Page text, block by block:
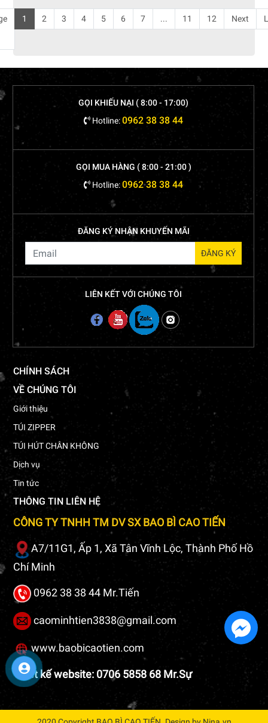
1 2 3 4 5 6 7 ... 11 12 Next
GỌI KHIẾU NẠI ( 8:00 - 17:00)
Hotline:0962 38 38 44
GỌI MUA HÀNG ( 8:00 - 21:00 )
Hotline:0962 38 38 44
ĐĂNG KÝ NHẬN KHUYẾN MÃI
LIÊN KẾT VỚI CHÚNG TÔI
CHÍNH SÁCH
VỀ CHÚNG TÔI
Giới thiệu
TÚI ZIPPER
TÚI HÚT CHÂN KHÔNG
Dịch vụ
Tin tức
THÔNG TIN LIÊN HỆ
CÔNG TY TNHH TM DV SX BAO BÌ CAO TIẾN
A7/11G1, Ấp 1, Xã Tân Vĩnh Lộc, Thành Phố Hồ
Chí Minh
0962 38 38 44 Mr.Tiến
caominhtien3838@gmail.com
www.baobicaotien.com
Thiết kế website: 0706 5858 68 Mr.Sự